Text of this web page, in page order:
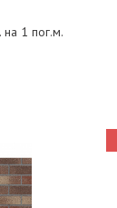
1 пог.м.